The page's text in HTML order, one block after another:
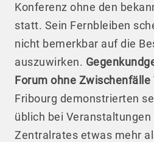
Konferenz ohne den
statt. Sein Fernbleiben
nicht bemerkbar auf die
auszuwirken.
Forum ohne Zwischenfälle
Fribourg demonstrierten
üblich bei
Zentralrates etwas mehr